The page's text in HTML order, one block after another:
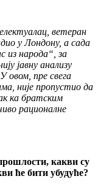
ветеран
у Лондону, а сада
из народа“, за
јавну анализу
овом, пре свега
није пропустио да
ка братским
рационалне
какви су
ће бити убудуће?